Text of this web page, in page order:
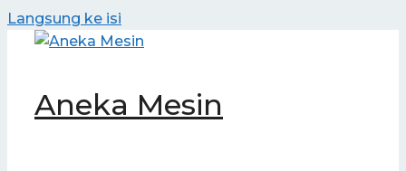
Langsung ke isi
Aneka Mesin